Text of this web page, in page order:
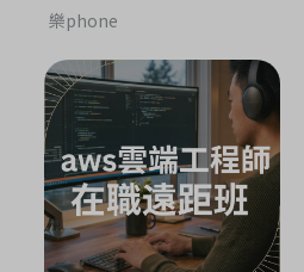
樂phone